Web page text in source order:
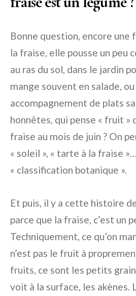
Bonne question, encore une
la fraise, elle pousse un peu
au ras du sol, dans le jardin
mange souvent en salade, ou
accompagnement de plats
honnêtes, qui pense « fruit »
fraise au mois de juin ? On
« soleil », « tarte à la fraise
« classification botanique ».
Et puis, il y a cette histoire
parce que la fraise, c’est un
Techniquement, ce qu’on
n’est pas le fruit à
fruits, ce sont les petits
voit à la surface, les akènes.